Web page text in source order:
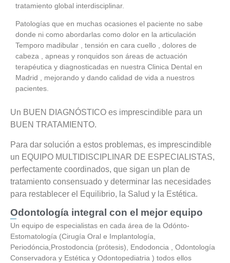
tratamiento global interdisciplinar.
Patologías que en muchas ocasiones el paciente no sabe
donde ni como abordarlas como dolor en la articulación
Temporo madibular , tensión en cara cuello , dolores de
cabeza , apneas y ronquidos son áreas de actuación
terapéutica y diagnosticadas en nuestra Clinica Dental en
Madrid , mejorando y dando calidad de vida a nuestros
pacientes.
Un BUEN DIAGNÓSTICO es imprescindible para un
BUEN TRATAMIENTO.
Para dar solución a estos problemas, es imprescindible
un EQUIPO MULTIDISCIPLINAR DE ESPECIALISTAS,
perfectamente coordinados, que sigan un plan de
tratamiento consensuado y determinar las necesidades
para restablecer el Equilibrio, la Salud y la Estética.
Odontología integral con el mejor equipo
Un equipo de especialistas en cada área de la Odónto-
Estomatología (Cirugía Oral e Implantología,
Periodóncia,Prostodoncia (prótesis), Endodoncia , Odontología
Conservadora y Estética y Odontopediatria ) todos ellos